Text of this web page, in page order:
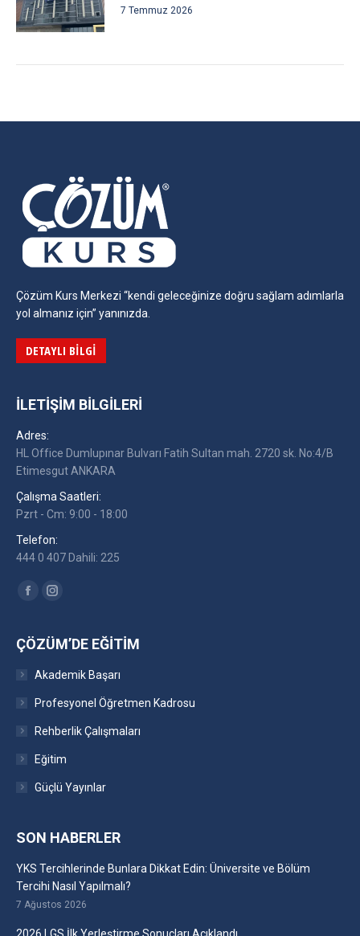
7 Temmuz 2026
Çözüm Kurs Merkezi “kendi geleceğinize doğru sağlam adımlarla
yol almanız için” yanınızda.
DETAYLI BILGI
İLETIŞIM BILGILERI
Adres:
HL Office Dumlupınar Bulvarı Fatih Sultan mah. 2720 sk. No:4/B
Etimesgut ANKARA
Çalışma Saatleri:
Pzrt - Cm: 9:00 - 18:00
Telefon:
444 0 407 Dahili: 225
Find us on:
FacebookInstagram
ÇÖZÜM’DE EĞITIM
Akademik Başarı
Profesyonel Öğretmen Kadrosu
Rehberlik Çalışmaları
Eğitim
Güçlü Yayınlar
SON HABERLER
YKS Tercihlerinde Bunlara Dikkat Edin: Üniversite ve Bölüm
Tercihi Nasıl Yapılmalı?
7 Ağustos 2026
2026 LGS İlk Yerleştirme Sonuçları Açıklandı